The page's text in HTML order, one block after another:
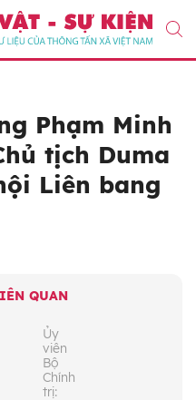
Phạm Minh
tịch Duma
Liên bang
QUAN
Ủy
viên
Bộ
Chính
trị: